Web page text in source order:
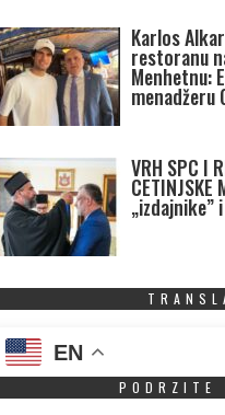
Karlos
restoranu
Menhetnu:
menadžeru
VRH SPC I
CETINJSKE
„izdajnike”
EN
PODRZITE